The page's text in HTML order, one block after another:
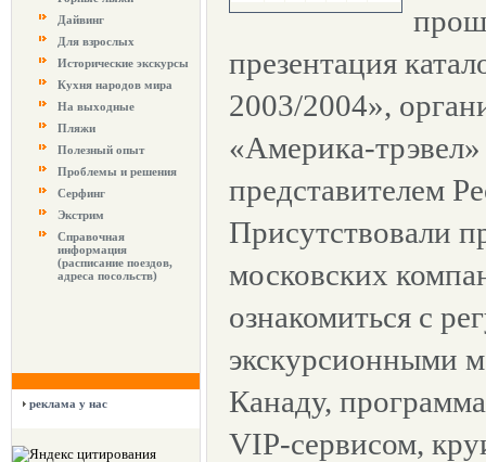
Дайвинг
Для взрослых
Исторические экскурсы
Кухня народов мира
На выходные
Пляжи
Полезный опыт
Проблемы и решения
Серфинг
Экстрим
Справочная
информация
(расписание поездов,
адреса посольств)
реклама у нас
презентация
2003/2004»,
«Америка-
представителем
Присутствовали
московских
ознакомиться с
экскурсионными
Канаду,
VIP-сервисом,